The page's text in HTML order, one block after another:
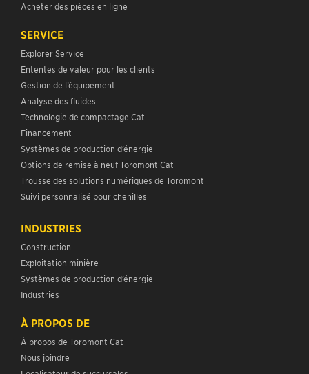
Acheter des pièces en ligne
SERVICE
Explorer Service
Ententes de valeur pour les clients
Gestion de l’équipement
Analyse des fluides
Technologie de compactage Cat
Financement
Systèmes de production d’énergie
Options de remise à neuf Toromont Cat
Trousse des solutions numériques de Toromont
Suivi personnalisé pour chenilles
INDUSTRIES
Construction
Exploitation minière
Systèmes de production d’énergie
Industries
À PROPOS DE
À propos de Toromont Cat
Nous joindre